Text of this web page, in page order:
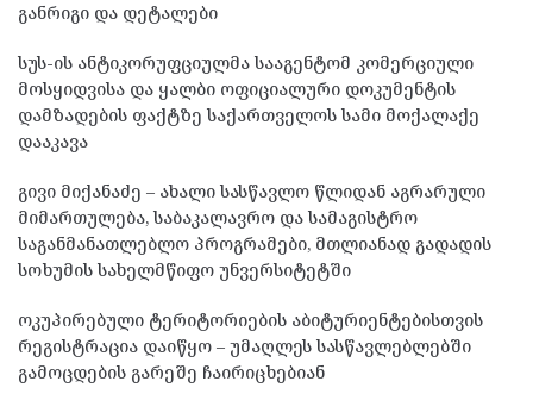
განრიგი და დეტალები
სუს-ის ანტიკორუფციულმა სააგენტომ კომერციული
მოსყიდვისა და ყალბი ოფიციალური დოკუმენტის
დამზადების ფაქტზე საქართველოს სამი მოქალაქე
დააკავა
გივი მიქანაძე – ახალი სასწავლო წლიდან აგრარული
მიმართულება, საბაკალავრო და სამაგისტრო
საგანმანათლებლო პროგრამები, მთლიანად გადადის
სოხუმის სახელმწიფო უნვერსიტეტში
ოკუპირებული ტერიტორიების აბიტურიენტებისთვის
რეგისტრაცია დაიწყო – უმაღლეს სასწავლებლებში
გამოცდების გარეშე ჩაირიცხებიან